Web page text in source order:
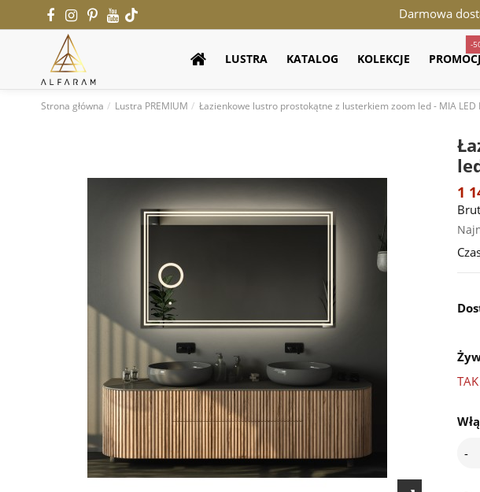
Darmowa
LUSTRA KATALOG KOLEKCJE
-
Strona główna Lustra PREMIUM Łazienkowe lustro prostokątne z lusterkiem zoom led - MIA LED
1
-